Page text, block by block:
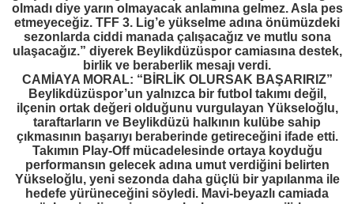
olmadı diye yarın olmayacak anlamına gelmez. Asla pes
etmeyeceğiz. TFF 3. Lig’e yükselme adına önümüzdeki
sezonlarda ciddi manada çalışacağız ve mutlu sona
ulaşacağız.” diyerek Beylikdüzüspor camiasına destek,
birlik ve beraberlik mesajı verdi.
CAMİAYA MORAL: “BİRLİK OLURSAK BAŞARIRIZ”
Beylikdüzüspor’un yalnızca bir futbol takımı değil,
ilçenin ortak değeri olduğunu vurgulayan Yükseloğlu,
taraftarların ve Beylikdüzü halkının kulübe sahip
çıkmasının başarıyı beraberinde getireceğini ifade etti.
Takımın Play-Off mücadelesinde ortaya koyduğu
performansın gelecek adına umut verdiğini belirten
Yükseloğlu, yeni sezonda daha güçlü bir yapılanma ile
hedefe yürüneceğini söyledi. Mavi-beyazlı camiada